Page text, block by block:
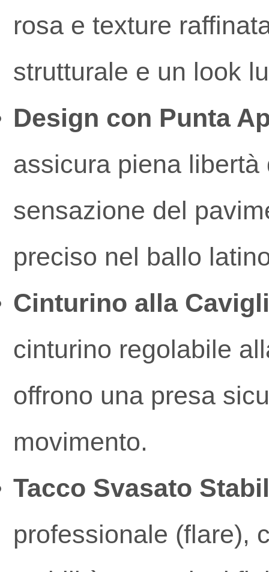
rosa e texture
strutturale e un look
Design con Punta
assicura piena
sensazione del
preciso nel ballo
Cinturino alla
cinturino regolabile
offrono una presa
movimento.
Tacco Svasato
professionale (flare),